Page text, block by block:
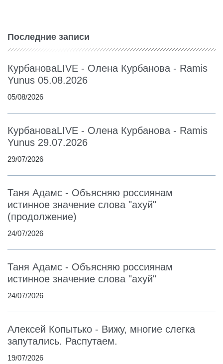
Последние записи
КурбановаLIVE - Олена Курбанова - Ramis
Yunus 05.08.2026
05/08/2026
КурбановаLIVE - Олена Курбанова - Ramis
Yunus 29.07.2026
29/07/2026
Таня Адамс - Объясняю россиянам
истинное значение слова "ахуй"
(продолжение)
24/07/2026
Таня Адамс - Объясняю россиянам
истинное значение слова "ахуй"
24/07/2026
Алексей Копытько - Вижу, многие слегка
запутались. Распутаем.
19/07/2026